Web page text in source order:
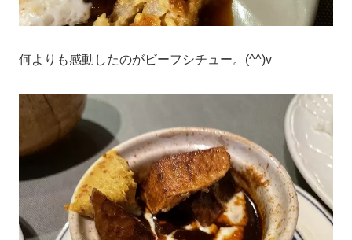
何よりも感動したのがビーフシチュー。(^^)v